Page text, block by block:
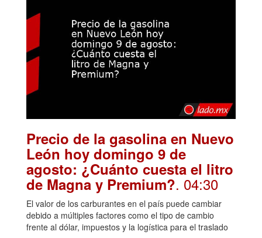
Precio de la gasolina en Nuevo
León hoy domingo 9 de
agosto: ¿Cuánto cuesta el litro
de Magna y Premium?. 04:30
El valor de los carburantes en el país puede cambiar
debido a múltiples factores como el tipo de cambio
frente al dólar, impuestos y la logística para el traslado